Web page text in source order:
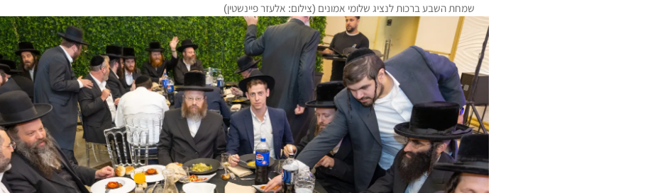
שמחת השבע ברכות לנציג שלומי אמונים (צילום: אלעזר פיינשטין)